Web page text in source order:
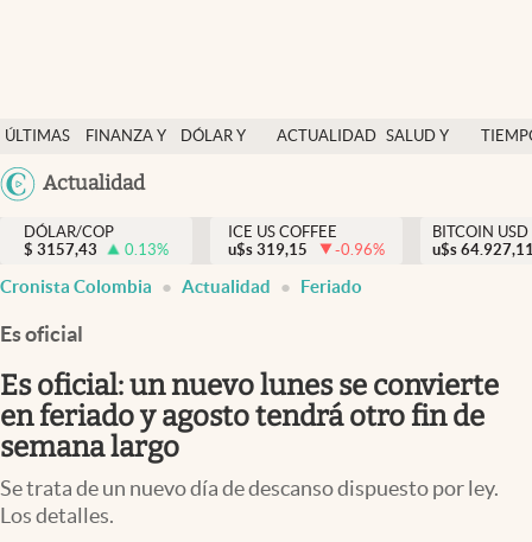
ÚLTIMAS
NOTICIAS
FINANZA Y
DÓLAR Y
ACTUALIDAD SALUD Y
México
Actualidad
Salud y nutrición
Vida espiritual
Actualidad
Colombia
DÓLAR/COP
$ 3157,43 0.13%
ICE US COFFEE
u$s 319,15 -0.96%
BITCOIN USD
u$s
Cronista Colombia Actualidad Feriado
Es oficial
Es oficial: un nuevo lunes se convierte
en feriado y agosto tendrá otro fin de
semana largo
Se trata de un nuevo día de descanso dispuesto por ley.
Los detalles.